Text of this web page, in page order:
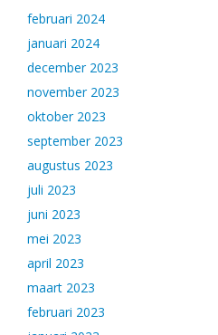
februari 2024
januari 2024
december 2023
november 2023
oktober 2023
september 2023
augustus 2023
juli 2023
juni 2023
mei 2023
april 2023
maart 2023
februari 2023